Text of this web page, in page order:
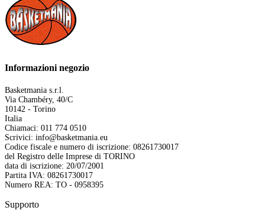
Informazioni negozio
Basketmania s.r.l.
Via Chambéry, 40/C
10142 - Torino
Italia
Chiamaci: 011 774 0510
Scrivici: info@basketmania.eu
Codice fiscale e numero di iscrizione: 08261730017
del Registro delle Imprese di TORINO
data di iscrizione: 20/07/2001
Partita IVA: 08261730017
Numero REA: TO - 0958395
Supporto